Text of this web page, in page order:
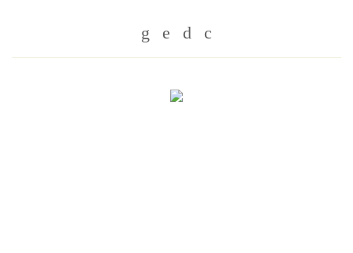
Whatsapp
TwitterFacebook